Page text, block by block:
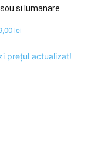
si lumanare
lei
prețul actualizat!